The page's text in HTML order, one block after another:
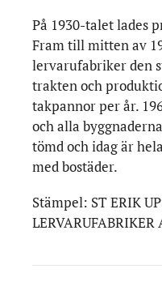
På 1930-talet lades
Fram till mitten av
lervarufabriker den
trakten och
takpannor per år.
och alla
tömd och idag är
med bostäder.
Stämpel: ST ERIK
LERVARUFABRIKER